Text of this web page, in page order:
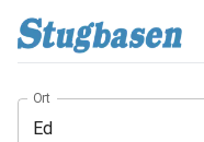
Ort